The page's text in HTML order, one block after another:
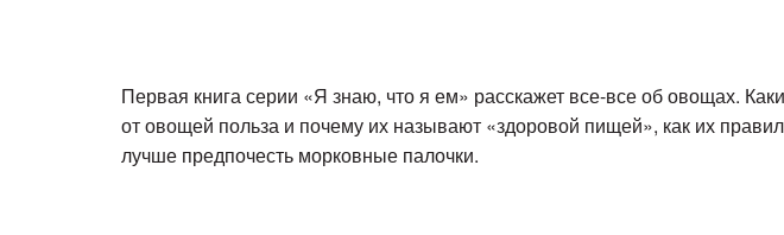
Первая книга серии «Я знаю, что я ем» расскажет все-все об овощах.
от овощей польза и почему их называют «здоровой пищей», как их
лучше предпочесть морковные палочки.